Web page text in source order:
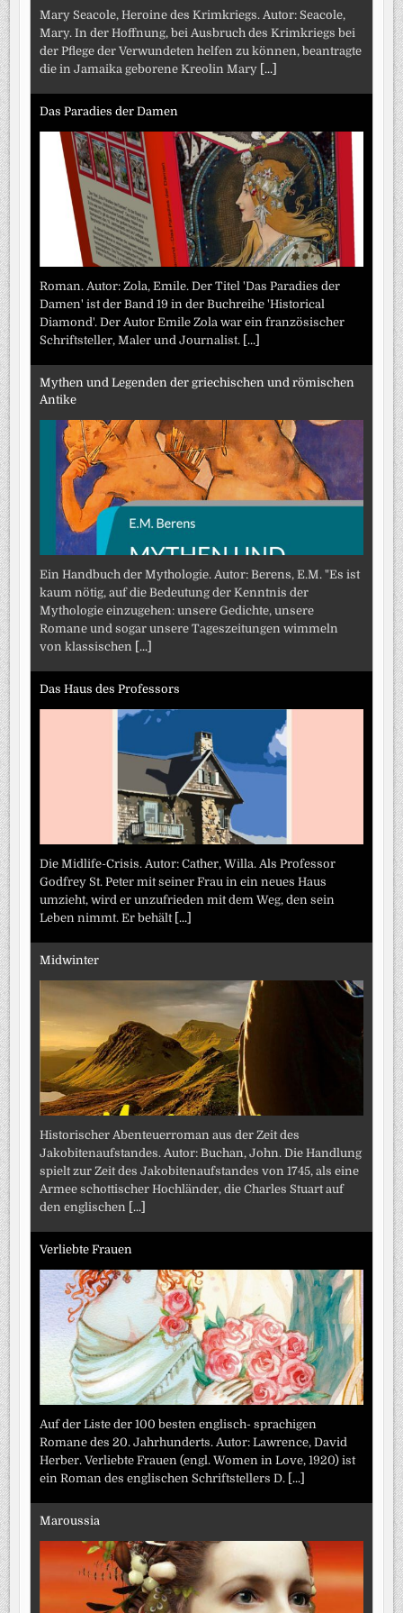
Mary Seacole, Heroine des Krimkriegs. Autor: Seacole,
Mary. In der Hoffnung, bei Ausbruch des Krimkriegs bei
der Pflege der Verwundeten helfen zu können, beantragte
die in Jamaika geborene Kreolin Mary [...]
Das Paradies der Damen
Roman. Autor: Zola, Emile. Der Titel 'Das Paradies der
Damen' ist der Band 19 in der Buchreihe 'Historical
Diamond'. Der Autor Emile Zola war ein französischer
Schriftsteller, Maler und Journalist. [...]
Mythen und Legenden der griechischen und römischen
Antike
Ein Handbuch der Mythologie. Autor: Berens, E.M. "Es ist
kaum nötig, auf die Bedeutung der Kenntnis der
Mythologie einzugehen: unsere Gedichte, unsere
Romane und sogar unsere Tageszeitungen wimmeln
von klassischen [...]
Das Haus des Professors
Die Midlife-Crisis. Autor: Cather, Willa. Als Professor
Godfrey St. Peter mit seiner Frau in ein neues Haus
umzieht, wird er unzufrieden mit dem Weg, den sein
Leben nimmt. Er behält [...]
Midwinter
Historischer Abenteuerroman aus der Zeit des
Jakobitenaufstandes. Autor: Buchan, John. Die Handlung
spielt zur Zeit des Jakobitenaufstandes von 1745, als eine
Armee schottischer Hochländer, die Charles Stuart auf
den englischen [...]
Verliebte Frauen
Auf der Liste der 100 besten englisch- sprachigen
Romane des 20. Jahrhunderts. Autor: Lawrence, David
Herber. Verliebte Frauen (engl. Women in Love, 1920) ist
ein Roman des englischen Schriftstellers D. [...]
Maroussia